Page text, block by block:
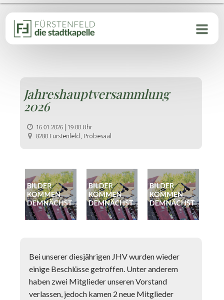
Jahreshauptversammlung
2026
16.01.2026 | 19.00 Uhr
8280 Fürstenfeld, Probesaal
Bei unserer diesjährigen JHV wurden wieder
einige Beschlüsse getroffen. Unter anderem
haben zwei Mitglieder unseren Vorstand
verlassen, jedoch kamen 2 neue Mitglieder